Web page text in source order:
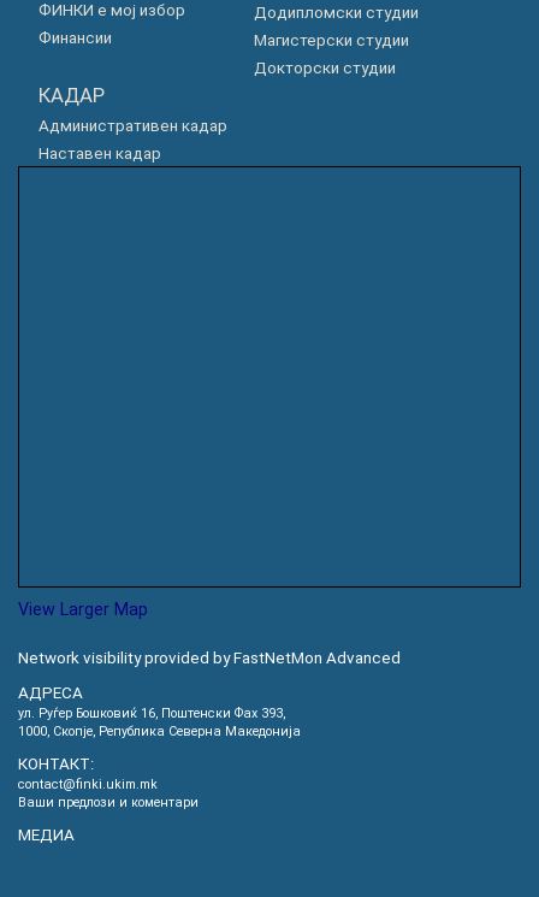
ФИНКИ е мој избор
Финансии
Додипломски студии
Магистерски студии
Докторски студии
КАДАР
Административен кадар
Наставен кадар
View Larger Map
Network visibility provided by FastNetMon Advanced
АДРЕСА
ул. Руѓер Бошковиќ 16, Пoштенски Фах 393,
1000, Скопје, Република Северна Македонија
КОНТАКТ:
contact@finki.ukim.mk
Ваши предлози и коментари
МЕДИА